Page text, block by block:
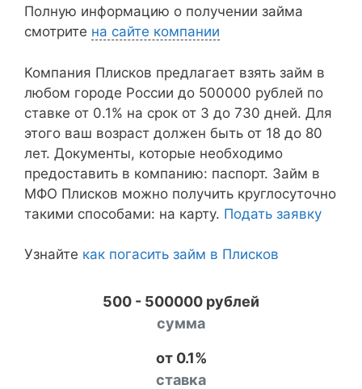
Полную информацию о получении займа
смотрите на сайте компании
Компания Плисков предлагает взять займ в
любом городе России до 500000 рублей по
ставке от 0.1% на срок от 3 до 730 дней. Для
этого ваш возраст должен быть от 18 до 80
лет. Документы, которые необходимо
предоставить в компанию: паспорт. Займ в
МФО Плисков можно получить круглосуточно
такими способами: на карту. Подать заявку
Узнайте как погасить займ в Плисков
500 - 500000 рублей
сумма
от 0.1%
ставка